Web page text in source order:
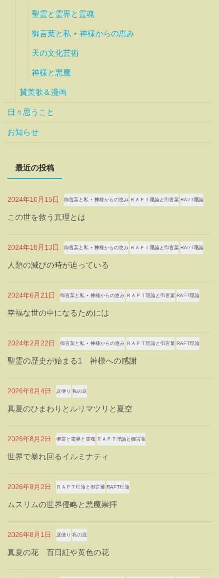
聖霊と霊界と霊魂
御言葉と私 ⋆ 神様からの恵み
天の文化芸術
神様と悪魔
賛美歌＆漫画
日々思うこと
お知らせ
最近の投稿
2024年10月15日 御言葉と私 ⋆ 神様からの恵み ＲＡＰＴ理論と御言葉 RAPT理論
この世を救う真理とは
2024年10月13日 御言葉と私 ⋆ 神様からの恵み ＲＡＰＴ理論と御言葉 RAPT理論
人類の滅びの時が迫っている
2024年6月21日 御言葉と私 ⋆ 神様からの恵み ＲＡＰＴ理論と御言葉 RAPT理論
幸福な世の中になるためには
2024年2月22日 御言葉と私 ⋆ 神様からの恵み ＲＡＰＴ理論と御言葉 RAPT理論
聖霊の歴史が始まる1 神様への感謝
2026年8月4日 庭便り 私の庭
真夏のひまわりとルリマツリと夏空
2026年8月2日 聖霊と霊界と霊魂 ＲＡＰＴ理論と御言葉
世界で暴れ回るイルミナティ
2026年8月2日 ＲＡＰＴ理論と御言葉 RAPT理論
ムスリムの世界侵略と悪魔崇拝
2026年8月1日 庭便り 私の庭
真夏の花 百日紅や黄色の花